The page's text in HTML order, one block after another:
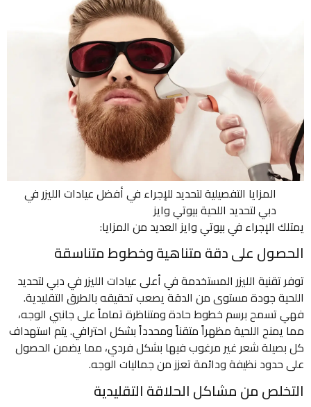
المزايا التفصيلية لتحديد للإجراء في أفضل عيادات الليزر في
دبي لتحديد اللحية بيوتي وايز
يمتلك الإجراء في بيوتي وايز العديد من المزايا:
الحصول على دقة متناهية وخطوط متناسقة
توفر تقنية الليزر المستخدمة في أعلى عيادات الليزر في دبي لتحديد
اللحية جودة مستوى من الدقة يصعب تحقيقه بالطرق التقليدية.
فهي تسمح برسم خطوط حادة ومتناظرة تماماً على جانبي الوجه،
مما يمنح اللحية مظهراً متقناً ومحدداً بشكل احترافي. يتم استهداف
كل بصيلة شعر غير مرغوب فيها بشكل فردي، مما يضمن الحصول
على حدود نظيفة ودائمة تعزز من جماليات الوجه.
التخلص من مشاكل الحلاقة التقليدية